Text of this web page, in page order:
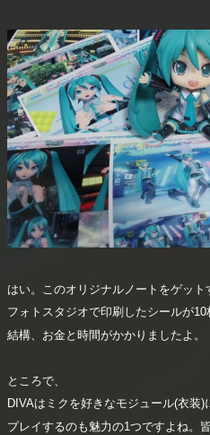
はい。このオリジナルノートをゲット
フォトスタジオで印刷したシールが10
結構、お金と時間がかかりましたよ。
ところで、
DIVAはミクを好きなモジュール(衣装)
プレイするのも魅力の1つですよね。